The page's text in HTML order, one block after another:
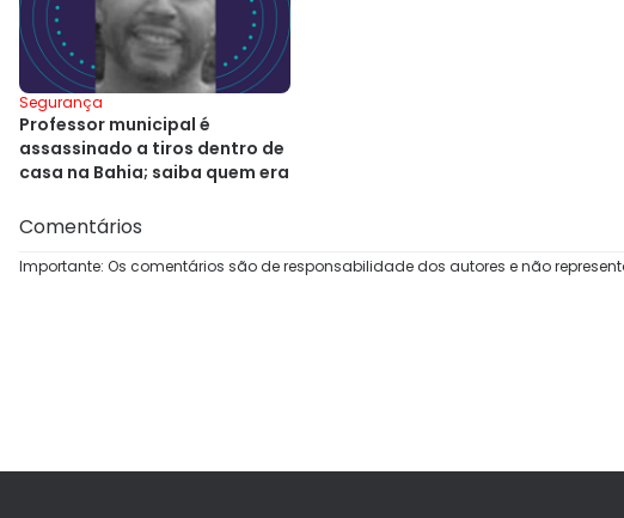
Segurança
Professor municipal é
assassinado a tiros dentro de
casa na Bahia; saiba quem era
Comentários
Importante: Os comentários são de responsabilidade dos autores e não